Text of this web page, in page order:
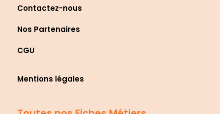
Contactez-nous
Nos Partenaires
CGU
Mentions légales